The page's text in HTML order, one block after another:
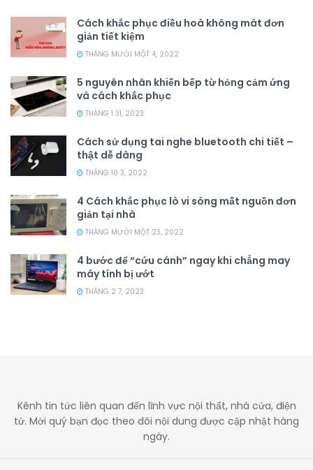
Cách khắc phục điều hoà không mát đơn
giản tiết kiệm
THÁNG MƯỜI MỘT 4, 2022
5 nguyên nhân khiến bếp từ hỏng cảm ứng
và cách khắc phục
THÁNG 1 31, 2023
Cách sử dụng tai nghe bluetooth chi tiết –
thật dễ dàng
THÁNG 10 3, 2022
4 Cách khắc phục lò vi sóng mất nguồn đơn
giản tại nhà
THÁNG MƯỜI MỘT 23, 2022
4 bước để “cứu cánh” ngay khi chẳng may
máy tính bị ướt
THÁNG 2 7, 2023
Kênh tin tức liên quan đến lĩnh vực nội thất, nhà cửa, điện
tử. Mời quý bạn đọc theo dõi nội dung được cập nhật hàng
ngày.